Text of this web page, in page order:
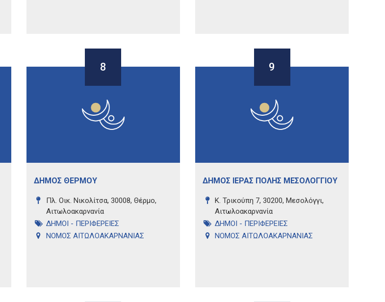
8
ΔΗΜΟΣ ΘΕΡΜΟΥ
Πλ. Οικ. Νικολίτσα, 30008, Θέρμο,
Αιτωλοακαρνανία
ΔΗΜΟΙ - ΠΕΡΙΦΕΡΕΙΕΣ
ΝΟΜΟΣ ΑΙΤΩΛΟΑΚΑΡΝΑΝΙΑΣ
9
ΔΗΜΟΣ ΙΕΡΑΣ ΠΟΛΗΣ ΜΕΣΟΛΟΓΓΙΟΥ
Κ. Τρικούπη 7, 30200, Μεσολόγγι,
Αιτωλοακαρνανία
ΔΗΜΟΙ - ΠΕΡΙΦΕΡΕΙΕΣ
ΝΟΜΟΣ ΑΙΤΩΛΟΑΚΑΡΝΑΝΙΑΣ